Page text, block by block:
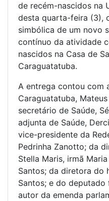
de recém-nascidos na
desta quarta-feira (3),
simbólica de um novo
contínuo da atividade
nascidos na Casa de
Caraguatatuba.
A entrega contou com
Caraguatatuba,
secretário de Saúde,
adjunta de Saúde,
vice-presidente da
Pedrinha Zanotto; da
Stella Maris, irmã
Santos; da diretora do
Santos; e do deputado
autor da emenda